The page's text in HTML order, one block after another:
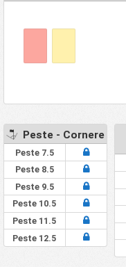
Peste - Cornere
Peste 7.5
Peste 8.5
Peste 9.5
Peste 10.5
Peste 11.5
Peste 12.5